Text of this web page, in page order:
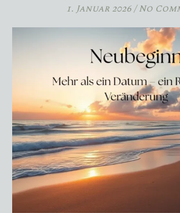
1. Januar 2026/ No